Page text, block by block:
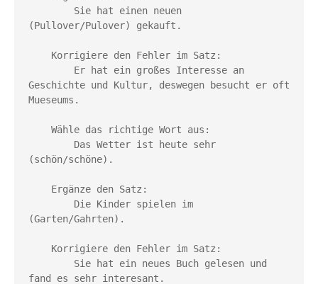
(Pullover/Pulover) gekauft.
Geschichte und Kultur, deswegen besucht er oft
Mueseums.
(schön/schöne).
(Garten/Gahrten).
fand es sehr interesant.